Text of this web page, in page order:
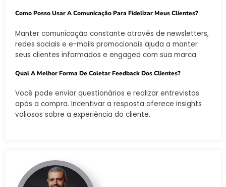
Como Posso Usar A Comunicação Para Fidelizar Meus Clientes?
Manter comunicação constante através de newsletters,
redes sociais e e-mails promocionais ajuda a manter
seus clientes informados e engaged com sua marca.
Qual A Melhor Forma De Coletar Feedback Dos Clientes?
Você pode enviar questionários e realizar entrevistas
após a compra. Incentivar a resposta oferece insights
valiosos sobre a experiência do cliente.